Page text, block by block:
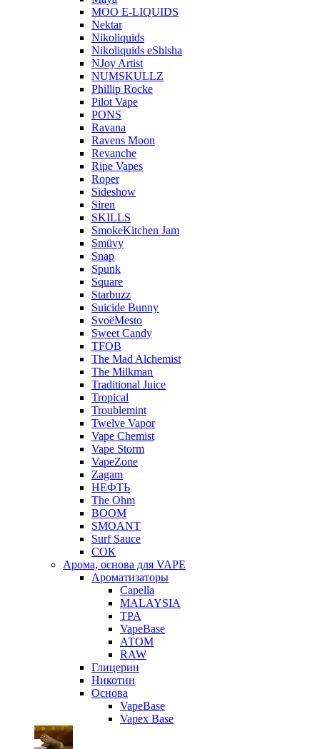
MOO E-LIQUIDS
Nektar
Nikoliquids
Nikoliquids eShisha
NJoy Artist
NUMSKULLZ
Phillip Rocke
Pilot Vape
PONS
Ravana
Ravens Moon
Revanche
Ripe Vapes
Roper
Sideshow
Siren
SKILLS
SmokeKitchen Jam
Smüvy
Snap
Spunk
Square
Starbuzz
Suicide Bunny
SvoёMesto
Sweet Candy
TFOB
The Mad Alchemist
The Milkman
Traditional Juice
Tropical
Troublemint
Twelve Vapor
Vape Chemist
Vape Storm
VapeZone
Zagam
НЕФТЬ
The Ohm
BOOM
SMOANT
Surf Sauce
СОК
Арома, основа для VAPE
Ароматизаторы
Capella
MALAYSIA
TPA
VapeBase
АТОМ
RAW
Глицерин
Никотин
Основа
VapeBase
Vapex Base